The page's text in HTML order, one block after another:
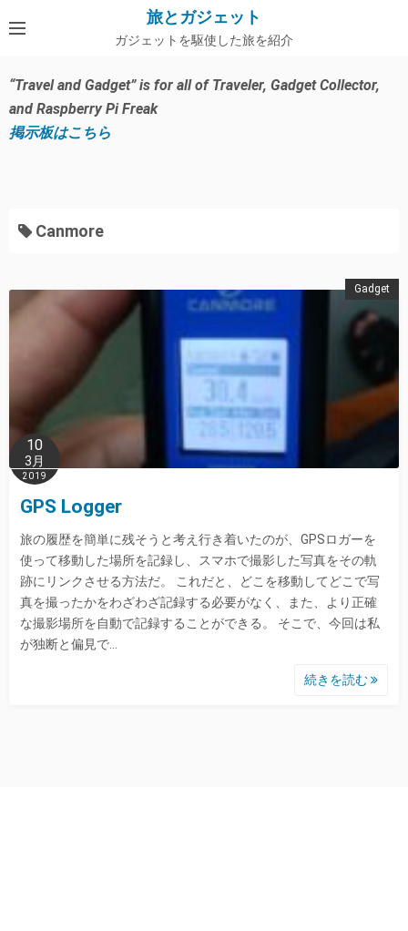
ン
ン
ツ
へ
旅とガジェット
ガジェットを駆使した旅を紹介
“Travel and Gadget” is for all of Traveler, Gadget Collector,
and Raspberry Pi Freak
掲示板はこちら
Canmore
Gadget
10
3月
2019
GPS Logger
旅の履歴を簡単に残そうと考え行き着いたのが、GPSロガーを
使って移動した場所を記録し、スマホで撮影した写真をその軌
跡にリンクさせる方法だ。 これだと、どこを移動してどこで写
真を撮ったかをわざわざ記録する必要がなく、また、より正確
な撮影場所を自動で記録することができる。 そこで、今回は私
が独断と偏見で…
続きを読む